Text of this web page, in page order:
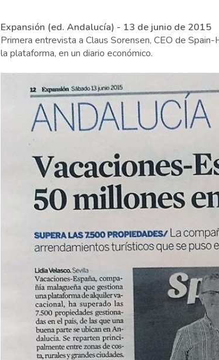
Expansión (ed. Andalucía) - 13 de junio de 2015
Primera entrevista a Claus Sorensen, CEO de
la plataforma, en un diario económico.